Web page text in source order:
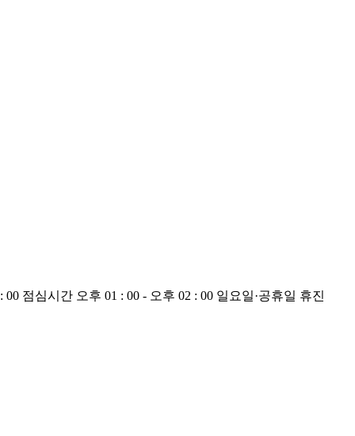
점심시간 오후 01 : 00 - 오후 02 : 00 일요일·공휴일 휴진